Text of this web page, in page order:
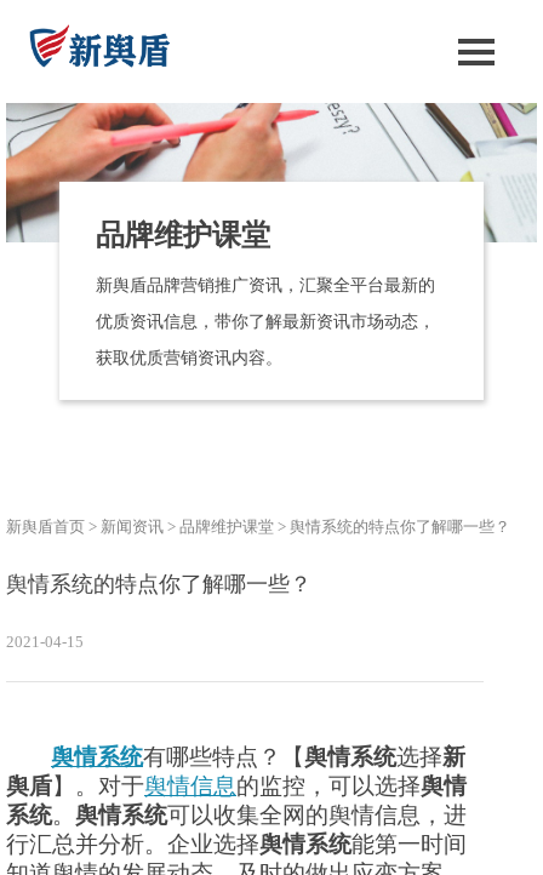
品牌维护课堂
新舆盾品牌营销推广资讯，汇聚全平台最新的
优质资讯信息，带你了解最新资讯市场动态，
获取优质营销资讯内容。
新舆盾首页 > 新闻资讯 > 品牌维护课堂 > 舆情系统的特点你了解哪一些？
舆情系统的特点你了解哪一些？
2021-04-15
舆情系统有哪些特点？【舆情系统选择新
舆盾】。对于舆情信息的监控，可以选择舆情
系统。 舆情系统可以收集全网的舆情信息，进
行汇总并分析。企业选择舆情系统能第一时间